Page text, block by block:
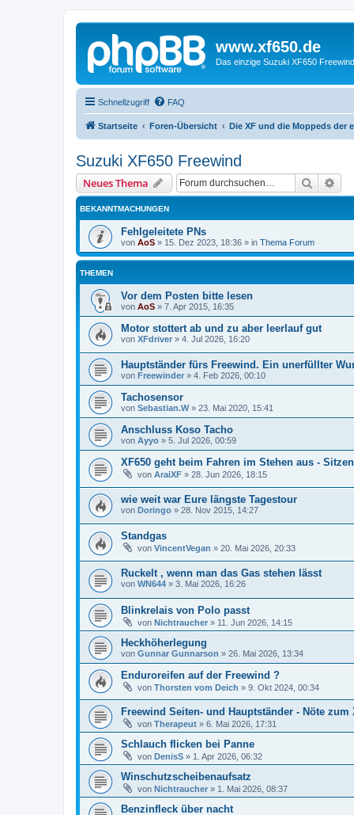
www.xf650.de
Das einzige Suzuki XF650
Schnellzugriff FAQ
Startseite Foren-Übersicht Die XF und die Moppeds der
Suzuki XF650 Freewind
Neues Thema Suche
BEKANNTMACHUNGEN
Fehlgeleitete PNs
von AoS » 15. Dez 2023, 18:36 » in Thema Forum
THEMEN
Vor dem Posten bitte lesen
von AoS » 7. Apr 2015, 16:35
Motor stottert ab und zu aber leerlauf gut
von XFdriver » 4. Jul 2026, 16:20
Hauptständer fürs Freewind. Ein unerfüllter
von Freewinder » 4. Feb 2026, 00:10
Tachosensor
von Sebastian.W» 23. Mai 2020, 15:41
Anschluss Koso Tacho
von Ayyo » 5. Jul 2026, 00:59
XF650 geht beim Fahren im Stehen aus -
von AraiXF » 28. Jun 2026, 18:15
wie weit war Eure längste Tagestour
von Doringo » 28. Nov 2015, 14:27
Standgas
von VincentVegan » 20. Mai 2026, 20:33
Ruckelt , wenn man das Gas stehen lässt
von WN644 » 3. Mai 2026, 16:26
Blinkrelais von Polo passt
von Nichtraucher » 11. Jun 2026, 14:15
Heckhöherlegung
von Gunnar Gunnarson » 26. Mai 2026, 13:34
Enduroreifen auf der Freewind ?
von Thorsten vom Deich » 9. Okt 2024, 00:34
Freewind Seiten- und Hauptständer - Nöte zum
von Therapeut » 6. Mai 2026, 17:31
Schlauch flicken bei Panne
von DenisS » 1. Apr 2026, 06:32
Winschutzscheibenaufsatz
von Nichtraucher » 1. Mai 2026, 08:37
Benzinfleck über nacht